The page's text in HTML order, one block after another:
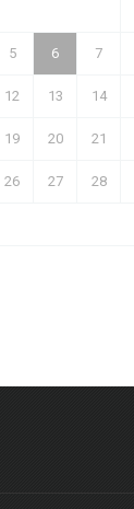
5 6 7
12 13 14
19 20 21
26 27 28